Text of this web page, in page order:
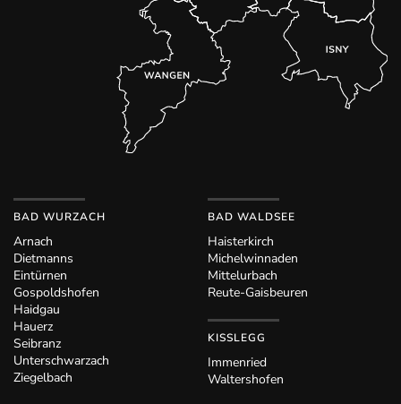
BAD WURZACH
Arnach
Dietmanns
Eintürnen
Gospoldshofen
Haidgau
Hauerz
Seibranz
Unterschwarzach
Ziegelbach
BAD WALDSEE
Haisterkirch
Michelwinnaden
Mittelurbach
Reute-Gaisbeuren
KISSLEGG
Immenried
Waltershofen